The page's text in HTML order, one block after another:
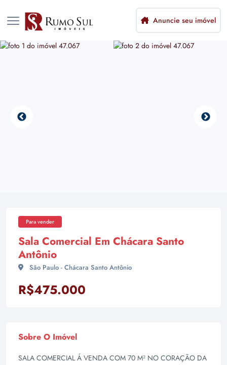
Anuncie seu imóvel
Para vender
Sala Comercial Em Chácara Santo
Antônio
São Paulo - Chácara Santo Antônio
R$475.000
Sobre O Imóvel
SALA COMERCIAL Á VENDA COM 70 M² NO CORAÇÃO DA